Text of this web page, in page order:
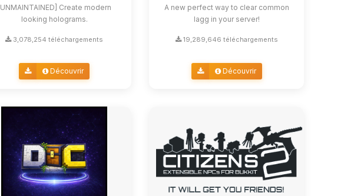
[UNMAINTAINED] Create modern
looking holograms.
3,078,254 téléchargements
Découvrir
A new perfect way to clear common
lagg in your server!
19,289,646 téléchargements
Découvrir